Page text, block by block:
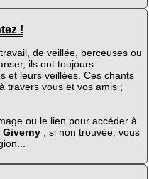
!
de veillée, berceuses ou
ils ont toujours
et leurs veillées. Ces chants
travers vous et vos amis ;
ou le lien pour accéder à
Giverny; si non trouvée, vous